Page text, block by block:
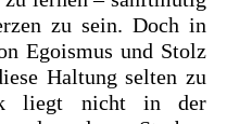
zu sein. Doch in
Egoismus und Stolz
Haltung selten zu
liegt nicht in der